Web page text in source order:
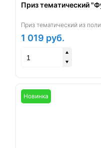
Приз тематический
Приз тематический из
1 019 руб.
Новинка